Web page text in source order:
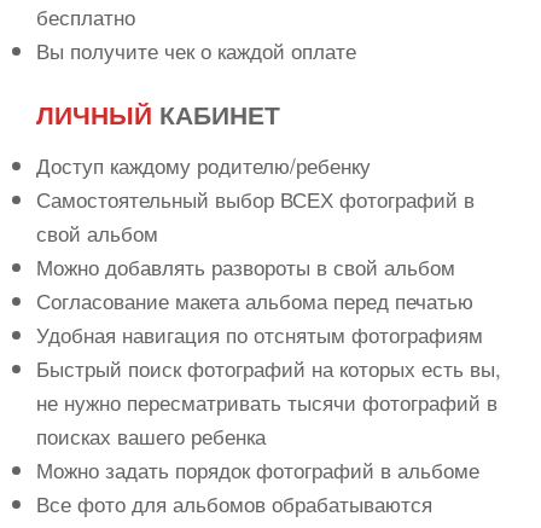
бесплатно
Вы получите чек о каждой оплате
ЛИЧНЫЙ КАБИНЕТ
Доступ каждому родителю/ребенку
Самостоятельный выбор ВСЕХ фотографий в
свой альбом
Можно добавлять развороты в свой альбом
Согласование макета альбома перед печатью
Удобная навигация по отснятым фотографиям
Быстрый поиск фотографий на которых есть вы,
не нужно пересматривать тысячи фотографий в
поисках вашего ребенка
Можно задать порядок фотографий в альбоме
Все фото для альбомов обрабатываются